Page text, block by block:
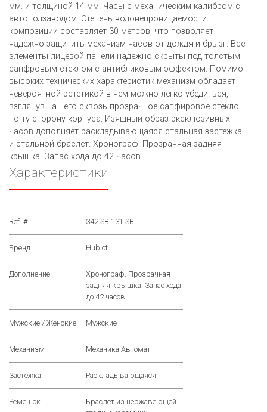
мм. и толщиной 14 мм. Часы с механическим калибром с
автоподзаводом. Степень водонепроницаемости
композиции составляет 30 метров, что позволяет
надежно защитить механизм часов от дождя и брызг. Все
элементы лицевой панели надежно скрыты под толстым
сапфровым стеклом с антибликовым эффектом. Помимо
высоких технических характеристик механизм обладает
невероятной эстетикой в чем можно легко убедиться,
взглянув на него сквозь прозрачное сапфировое стекло
по ту сторону корпуса. Изящный образ эксклюзивных
часов дополняет раскладывающаяся стальная застежка
и стальной браслет. Хронограф. Прозрачная задняя
крышка. Запас хода до 42 часов.
Характеристики
Ref. # 342.SB.131.SB
Бренд Hublot
Дополнение
Хронограф. Прозрачная
задняя крышка. Запас хода
до 42 часов.
Мужские / Женские Мужские
Механизм Механика Автомат
Застежка Раскладывающаяся
Ремешок
Браслет из нержавеющей